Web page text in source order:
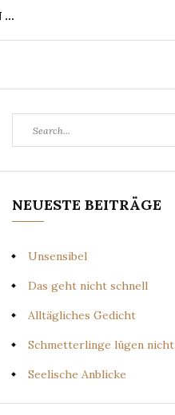
…
for:
NEUESTE BEITRÄGE
Unsensibel
Das geht nicht schnell
Alltägliches Gedicht
Schmetterlinge lügen nicht
Seelische Anblicke